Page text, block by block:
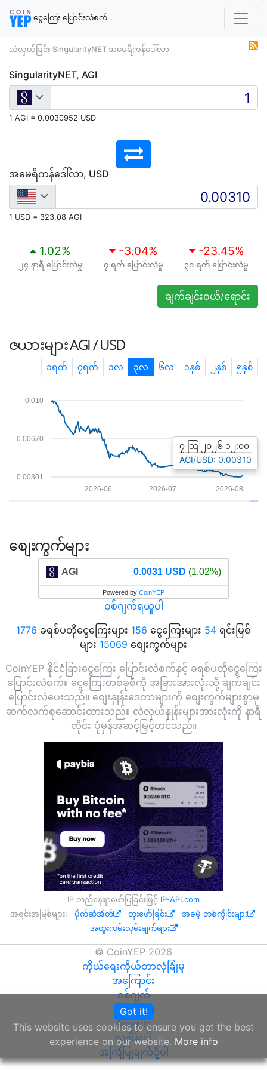
ငွေကြေး ပြောင်းလဲစက်
လဲလှယ်ခြင်း SingularityNET အမေရိကန်ဒေါ်လာ
SingularityNET, AGI
1 AGI = 0.0030952 USD
အမေရိကန်ဒေါ်လာ, USD
1 USD = 323.08 AGI
1.02%
၂၄ နာရီ ပြောင်းလဲမှု
-3.04%
၇ ရက် ပြောင်းလဲမှု
-23.45%
၃၀ ရက် ပြောင်းလဲမှု
ချက်ချင်းဝယ်/ရောင်း
ဇယားများAGI / USD
၁ရက် ၇ရက် ၁လ ၃လ ၆လ ၁နှစ် ၂နှစ် ၅နှစ်
0.00301
0.00670
0.010
2026-08
2026-07
2026-06
၇ သြ ၂၀၂၆ ၁၂:၀၀
AGI/USD: 0.00310
စျေးကွက်များ
AGI 0.0031 USD (1.02%)
Powered by CoinYEP
ဝစ်ဂျက်ရယူပါ
1776 ခရစ်ပတိုငွေကြေးများ 156 ငွေကြေးများ 54 ရင်းမြစ်
များ 15069 စျေးကွက်များ
CoinYEP နိုင်ငံခြားငွေကြေး ပြောင်းလဲစက်နှင့် ခရစ်ပတိုငွေကြေး
ပြောင်းလဲစက်။ ငွေကြေးတစ်ခုစီကို အခြားအားလုံးသို့ ချက်ချင်း
ပြောင်းလဲပေးသည်။ စျေးနှုန်းဒေတာများကို စျေးကွက်များစွာမှ
ဆက်လက်စုဆောင်းထားသည်။ လဲလှယ်နှုန်းများအားလုံးကို နာရီ
တိုင်း ပုံမှန်အဆင့်မြှင့်တင်သည်။
IP တည်နေရာဖော်ပြခြင်းဖြင့် IP-API.com
အရင်းအမြစ်များ: ပိုက်ဆံအိတ် တူးဖော်ခြင်း
အခမဲ့ ဘစ်ကွိုင်းများ
အထူးကမ်းလှမ်းချက်များ
© CoinYEP 2026
ကိုယ်ရေးကိုယ်တာလုံခြုံမှု
အကြောင်း
ဝစ်ဂျက်
API NEW
မိတ်ဖက်
လှူဒါန်းပါ
အကြံပြုချက်ပို့ပါ
Got it!
This website uses cookies to ensure you get the best
experience on our website. More info